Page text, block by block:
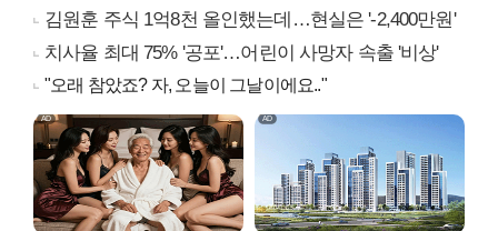
김원훈 주식 1억8천 올인했는데…현실은 '-2,400만원'
치사율 최대 75% '공포'…어린이 사망자 속출 '비상'
"오래 참았죠? 자, 오늘이 그날이에요.."